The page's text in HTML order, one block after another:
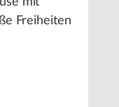
Freiheiten